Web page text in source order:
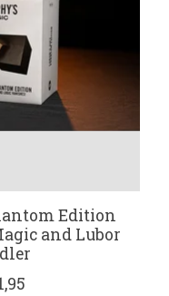
Edition
and Lubor